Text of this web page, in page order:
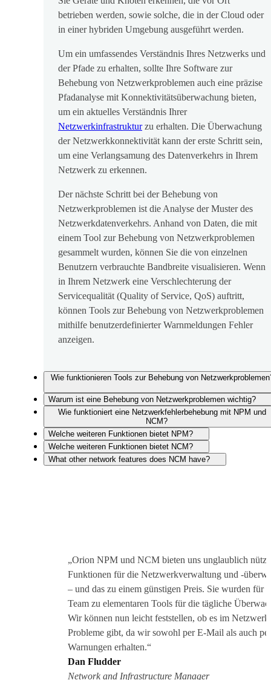
betrieben werden, sowie solche, die in der Cloud oder
in einer hybriden Umgebung ausgeführt werden.
Um ein umfassendes Verständnis Ihres Netzwerks und
der Pfade zu erhalten, sollte Ihre Software zur
Behebung von Netzwerkproblemen auch eine präzise
Pfadanalyse mit Konnektivitätsüberwachung bieten,
um ein aktuelles Verständnis Ihrer
Netzwerkinfrastrukturzu erhalten. Die Überwachung
der Netzwerkkonnektivität kann der erste Schritt sein,
um eine Verlangsamung des Datenverkehrs in Ihrem
Netzwerk zu erkennen.
Der nächste Schritt bei der Behebung von
Netzwerkproblemen ist die Analyse der Muster des
Netzwerkdatenverkehrs. Anhand von Daten, die mit
einem Tool zur Behebung von Netzwerkproblemen
gesammelt wurden, können Sie die von einzelnen
Benutzern verbrauchte Bandbreite visualisieren. Wenn
in Ihrem Netzwerk eine Verschlechterung der
Servicequalität (Quality of Service, QoS) auftritt,
können Tools zur Behebung von Netzwerkproblemen
mithilfe benutzerdefinierter Warnmeldungen Fehler
anzeigen.
Wie funktionieren Tools zur Behebung von
Warum ist eine Behebung von Netzwerkproblemen wichtig?
Wie funktioniert eine Netzwerkfehlerbehebung mit NPM und
NCM?
Welche weiteren Funktionen bietet NPM?
Welche weiteren Funktionen bietet NCM?
What other network features does NCM have?
„Orion NPM und NCM bieten uns unglaublich
Funktionen für die Netzwerkverwaltung und
– und das zu einem günstigen Preis. Sie wurden für
Team zu elementaren Tools für die tägliche
Wir können nun leicht feststellen, ob es im Netzwerk
Probleme gibt, da wir sowohl per E-Mail als auch
Warnungen erhalten.“
Dan Fludder
Network and Infrastructure Manager